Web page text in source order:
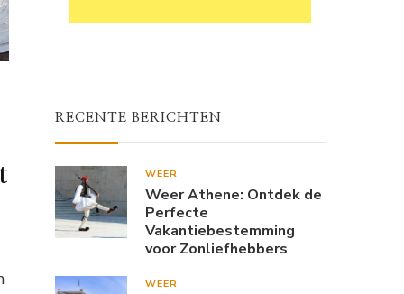
RECENTE BERICHTEN
WEER
Weer Athene: Ontdek de
Perfecte
Vakantiebestemming
voor Zonliefhebbers
WEER